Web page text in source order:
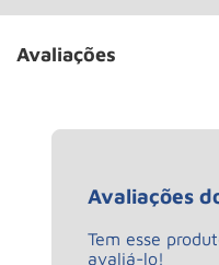
Avaliações
Avaliações
Tem esse
avaliá-lo!